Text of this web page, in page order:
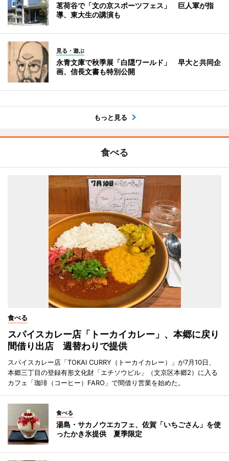
茗荷谷で「文の京スポーツフェス」 巨人軍が指
導、東大生の講演も
見る・遊ぶ
永青文庫で秋季展「白隠ワールド」 早大と共同企
画、信長文書も特別公開
もっと見る
食べる
食べる
スパイスカレー店「トーカイカレー」、本郷に戻り
間借り出店 週替わりで提供
スパイスカレー店「TOKAI CURRY（トーカイカレー）」が7月10日、
本郷三丁目の登録有形文化財「エチソウビル」（文京区本郷2）に入る
カフェ「珈琲（コーヒー）FARO」で間借り営業を始めた。
食べる
湯島・サカノウエカフェ、佐賀「いちごさん」を使
ったかき氷提供 夏季限定